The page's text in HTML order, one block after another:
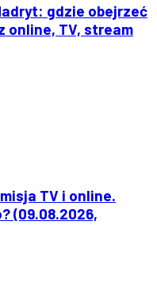
gdzie obejrzeć
online, TV, stream
TV i online.
(09.08.2026,